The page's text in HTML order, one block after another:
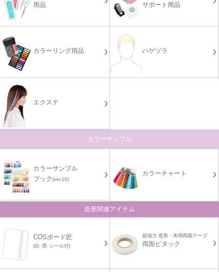
用品
サポート用品
カラーリング用品 ハゲヅラ
エクステ
カラーサンプル
カラーサンプル
ブック(ver.10)
カラーチャート
造形関連アイテム
COSボード匠
(白･黒･シール付)
超強力 造形・布用両面テープ
両面ピタック